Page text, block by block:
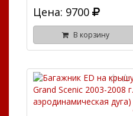
Цена: 9700
В корзину